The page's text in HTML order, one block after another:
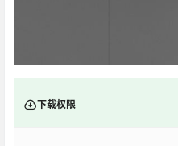
下载权限